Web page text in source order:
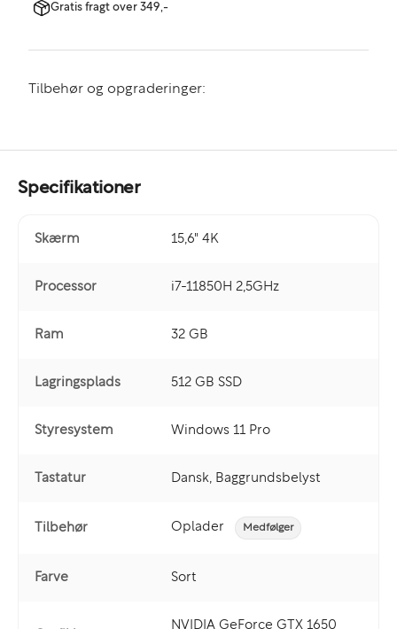
Gratis fragt over 349,-
Tilbehør og opgraderinger:
Specifikationer
Skærm 15,6" 4K
Processor i7-11850H 2,5GHz
Ram 32 GB
Lagringsplads 512 GB SSD
Styresystem Windows 11 Pro
Tastatur Dansk, Baggrundsbelyst
Tilbehør Oplader Medfølger
Farve Sort
NVIDIA GeForce GTX 1650